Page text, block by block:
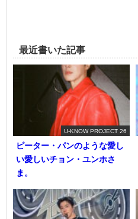
最近書いた記事
U-KNOW PROJECT 26
ピーター・パンのような愛し
い愛しいチョン・ユンホさ
ま。